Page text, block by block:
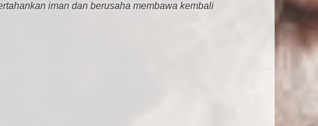
iman dan berusaha membawa kembali